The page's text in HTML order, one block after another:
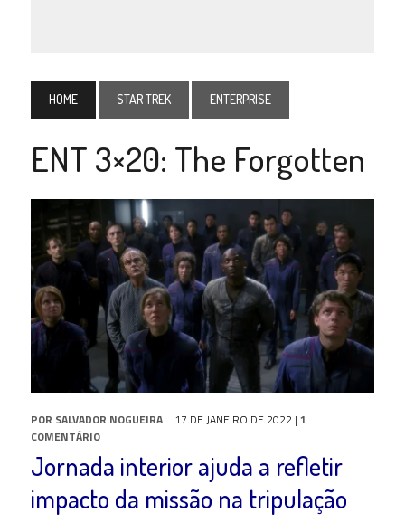
HOME STAR TREK ENTERPRISE
ENT 3×20: The Forgotten
POR SALVADOR NOGUEIRA 17 DE JANEIRO DE 2022 | 1
COMENTÁRIO
Jornada interior ajuda a refletir
impacto da missão na tripulação